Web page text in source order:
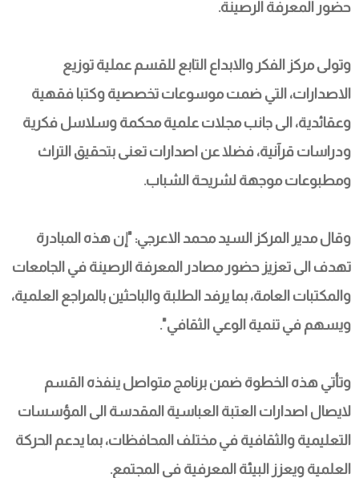
حضور المعرفة الرصينة.
وتولى مركز الفكر والابداع التابع للقسم عملية توزيع
الاصدارات، التي ضمت موسوعات تخصصية وكتبا فقهية
وعقائدية، الى جانب مجلات علمية محكمة وسلاسل فكرية
ودراسات قرآنية، فضلا عن اصدارات تعنى بتحقيق التراث
ومطبوعات موجهة لشريحة الشباب.
وقال مدير المركز السيد محمد الاعرجي: "إن هذه المبادرة
تهدف الى تعزيز حضور مصادر المعرفة الرصينة في الجامعات
والمكتبات العامة، بما يرفد الطلبة والباحثين بالمراجع العلمية،
ويسهم في تنمية الوعي الثقافي".
وتأتي هذه الخطوة ضمن برنامج متواصل ينفذه القسم
لايصال اصدارات العتبة العباسية المقدسة الى المؤسسات
التعليمية والثقافية في مختلف المحافظات، بما يدعم الحركة
العلمية ويعزز البيئة المعرفية في المجتمع.